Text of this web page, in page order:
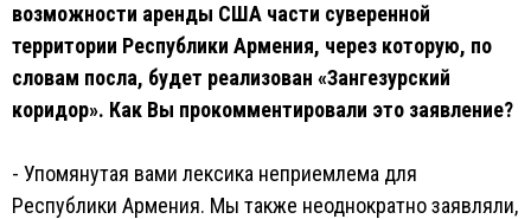
возможности аренды США части суверенной
территории Республики Армения, через которую, по
словам посла, будет реализован «Зангезурский
коридор». Как Вы прокомментировали это заявление?
- Упомянутая вами лексика неприемлема для
Республики Армения. Мы также неоднократно заявляли,